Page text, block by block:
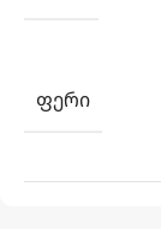
ᲤᲔᲠᲘ